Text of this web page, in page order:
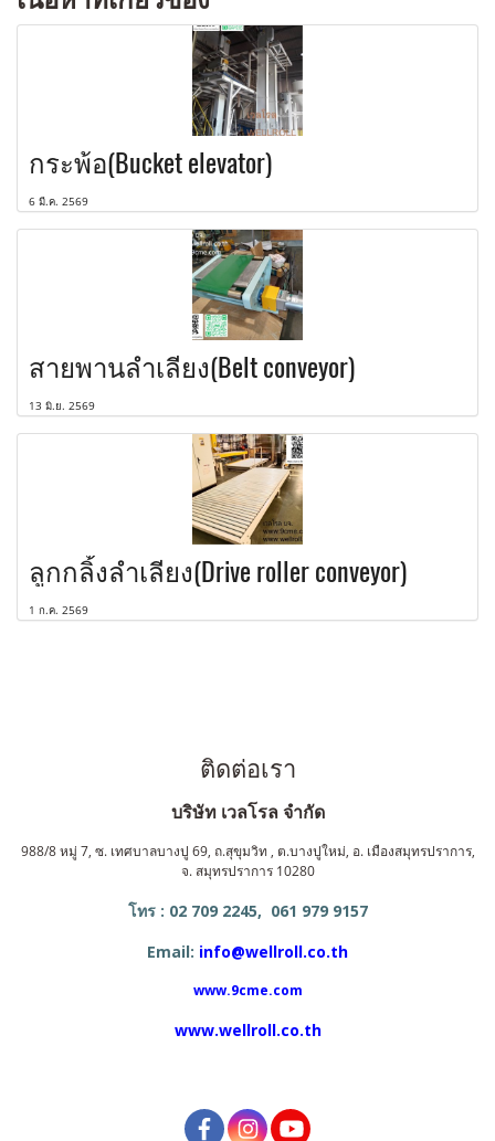
กระพ้อ(Bucket elevator)
6 มี.ค. 2569
สายพานลำเลียง(Belt conveyor)
13 มิ.ย. 2569
ลูกกลิ้งลำเลียง(Drive roller conveyor)
1 ก.ค. 2569
ติดต่อเรา
บริษัท เวลโรล จำกัด
988/8 หมู่ 7, ซ. เทศบาลบางปู 69, ถ.สุขุมวิท , ต.บางปูใหม่, อ. เมืองสมุทรปราการ,
จ. สมุทรปราการ 10280
โทร : 02 709 2245, 061 979 9157
Email: info@wellroll.co.th
www.9cme.com
www.wellroll.co.th